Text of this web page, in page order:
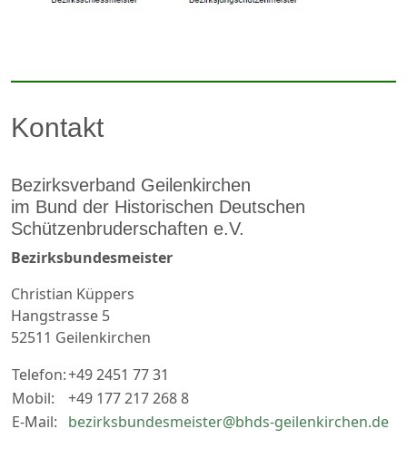
Kontakt
Bezirksverband Geilenkirchen
im Bund der Historischen Deutschen
Schützenbruderschaften e.V.
Bezirksbundesmeister
Christian Küppers
Hangstrasse 5
52511 Geilenkirchen
Telefon:+49 2451 77 31
Mobil:
+49 177 217 268 8
E-Mail:
bezirksbundesmeister@bhds-geilenkirchen.de